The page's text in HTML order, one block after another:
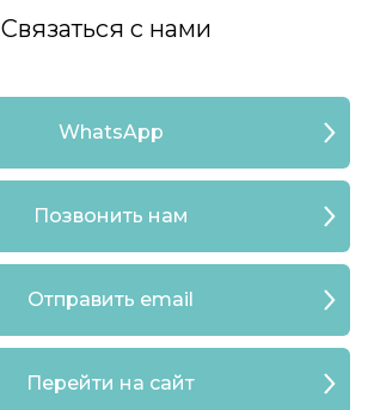
Связаться с нами
WhatsApp
Позвонить нам
Отправить email
Перейти на сайт